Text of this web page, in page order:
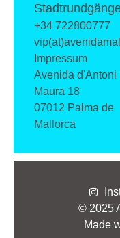
+34 722800777
Impressum
Avenida d'Antoni
Maura 18
07012 Palma de
Mallorca
© 2025
Made